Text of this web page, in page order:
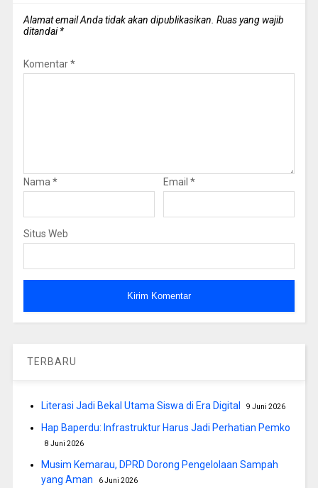
Alamat email Anda tidak akan dipublikasikan. Ruas yang wajib
ditandai*
Komentar*
Nama * Email *
Situs Web
TERBARU
Literasi Jadi Bekal Utama Siswa di Era Digital 9 Juni 2026
Hap Baperdu: Infrastruktur Harus Jadi Perhatian Pemko
8 Juni 2026
Musim Kemarau, DPRD Dorong Pengelolaan Sampah
yang Aman
6 Juni 2026